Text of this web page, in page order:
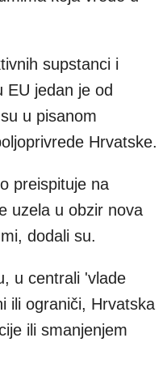
supstanci i
EU jedan je od
u pisanom
Hrvatske.
preispituje na
uzela u obzir nova
dodali su.
u centrali 'vlade
ili ograniči, Hrvatska
ili smanjenjem